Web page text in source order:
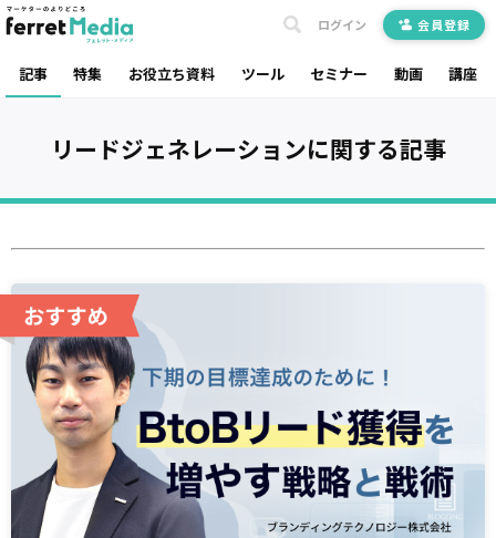
記事 特集 お役立ち資料 ツール セミナー 動画 講座
ログイン 会員登録
リードジェネレーションに関する記事